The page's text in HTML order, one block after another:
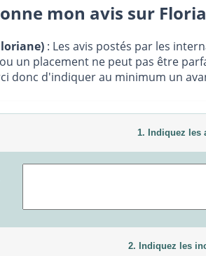
mon avis sur
: Les avis postés par les
un placement ne peut pas être
donc d'indiquer au minimum un
1. Indiquez les
2. Indiquez les